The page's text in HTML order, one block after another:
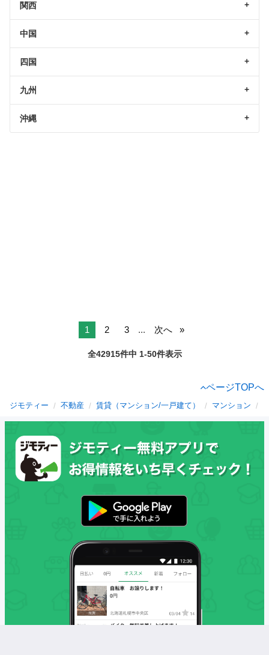
関西
中国
四国
九州
沖縄
1 2 3 ... 次へ
全42915件中 1-50件表示
ページTOPへ
ジモティー 不動産 賃貸（マンション/一戸建て） マンション